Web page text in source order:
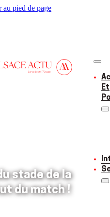
au pied de page
Et
stade de la
du match !